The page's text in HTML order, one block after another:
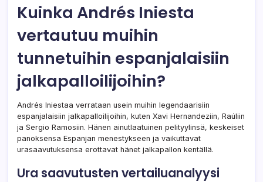
Kuinka Andrés Iniesta
vertautuu muihin
tunnetuihin espanjalaisiin
jalkapalloilijoihin?
Andrés Iniestaa verrataan usein muihin legendaarisiin
espanjalaisiin jalkapalloilijoihin, kuten Xavi Hernandeziin, Raúliin
ja Sergio Ramosiin. Hänen ainutlaatuinen pelityylinsä, keskeiset
panoksensa Espanjan menestykseen ja vaikuttavat
urasaavutuksensa erottavat hänet jalkapallon kentällä.
Ura saavutusten vertailuanalyysi